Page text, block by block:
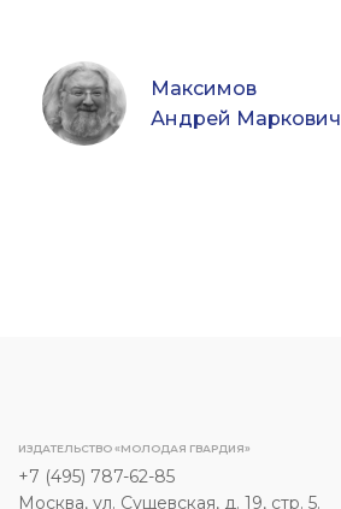
Максимов
Андрей Маркович
ИЗДАТЕЛЬСТВО «МОЛОДАЯ ГВАРДИЯ»
+7 (495) 787-62-85
Москва, ул. Сущевская, д. 19, стр. 5.